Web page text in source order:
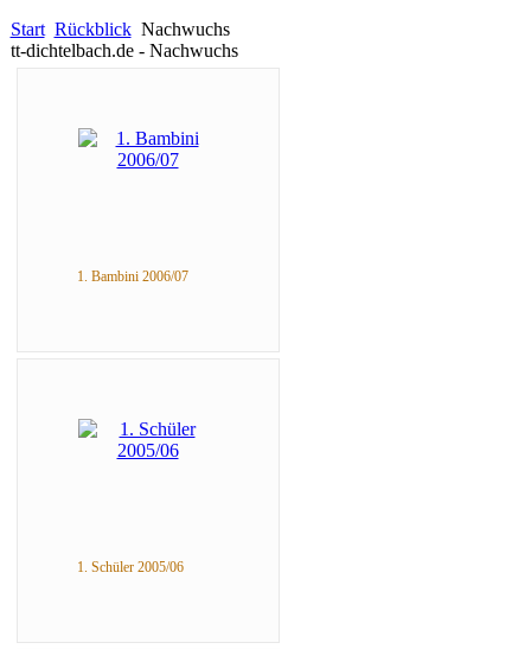
Start Rückblick Nachwuchs
tt-dichtelbach.de - Nachwuchs
1. Bambini 2006/07
1. Schüler 2005/06